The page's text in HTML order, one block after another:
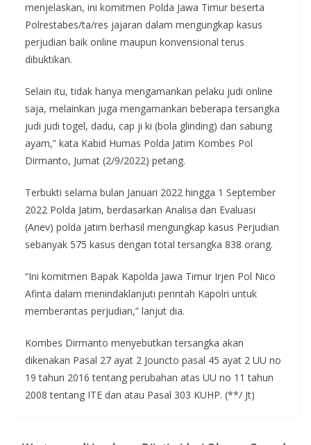
menjelaskan, ini komitmen Polda Jawa Timur beserta
Polrestabes/ta/res jajaran dalam mengungkap kasus
perjudian baik online maupun konvensional terus
dibuktikan.
Selain itu, tidak hanya mengamankan pelaku judi online
saja, melainkan juga mengamankan beberapa tersangka
judi judi togel, dadu, cap ji ki (bola glinding) dan sabung
ayam,” kata Kabid Humas Polda Jatim Kombes Pol
Dirmanto, Jumat (2/9/2022) petang.
Terbukti selama bulan Januari 2022 hingga 1 September
2022 Polda Jatim, berdasarkan Analisa dan Evaluasi
(Anev) polda jatim berhasil mengungkap kasus Perjudian
sebanyak 575 kasus dengan total tersangka 838 orang.
“Ini komitmen Bapak Kapolda Jawa Timur Irjen Pol Nico
Afinta dalam menindaklanjuti perintah Kapolri untuk
memberantas perjudian,” lanjut dia.
Kombes Dirmanto menyebutkan tersangka akan
dikenakan Pasal 27 ayat 2 Jouncto pasal 45 ayat 2 UU no
19 tahun 2016 tentang perubahan atas UU no 11 tahun
2008 tentang ITE dan atau Pasal 303 KUHP. (**/ Jt)